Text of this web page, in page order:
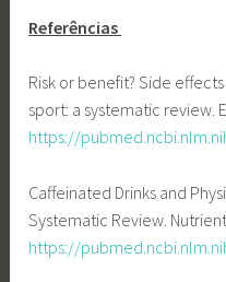
Referências
Risk or benefit? Side
sport: a systematic review.
https://
Caffeinated Drinks and
Systematic Review.
https://